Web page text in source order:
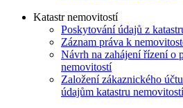
Katastr nemovitostí
Poskytování údajů z
Záznam práva k
Návrh na zahájení řízení o
nemovitostí
Založení zákaznického
údajům katastru nemovitostí